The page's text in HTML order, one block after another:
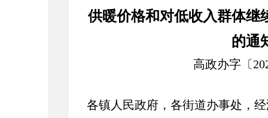
供暖价格和对低收入群体继
的通
高政办字〔
各镇人民政府，各街道办事处，